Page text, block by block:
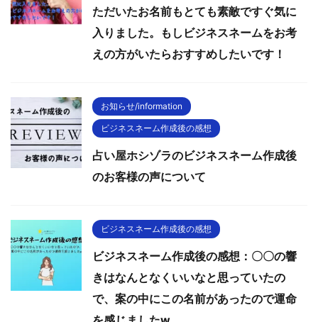
ただいたお名前もとても素敵ですぐ気に
入りました。もしビジネスネームをお考
えの方がいたらおすすめしたいです！
お知らせ/information
ビジネスネーム作成後の感想
占い屋ホシゾラのビジネスネーム作成後
のお客様の声について
ビジネスネーム作成後の感想
ビジネスネーム作成後の感想：〇〇の響
きはなんとなくいいなと思っていたの
で、案の中にこの名前があったので運命